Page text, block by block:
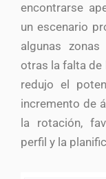
encontrarse
un escenario
algunas
otras la falta de
redujo el
incremento de
la rotación,
perfil y la